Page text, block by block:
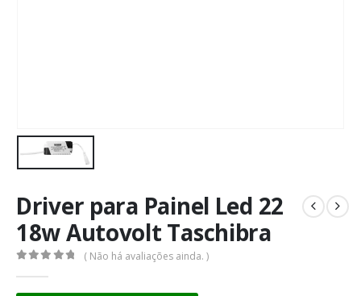
Driver para Painel Led 22
18w Autovolt Taschibra
( Não há avaliações ainda. )